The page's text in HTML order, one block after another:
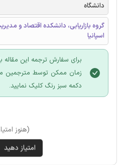
دانشگاه
گروه بازاریابی، دانشکده اقتصاد و
اسپانیا
برای سفارش ترجمه این مقاله
زمان ممکن توسط مترجمین
دکمه سبز رنگ کلیک نمایید.
(هنوز